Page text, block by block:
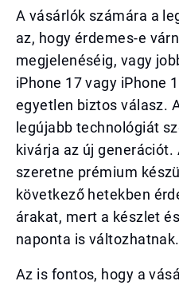
A vásárlók számára a
az, hogy érdemes-e
megjelenéséig, vagy
iPhone 17 vagy iPhone
egyetlen biztos válasz.
legújabb technológiát
kivárja az új generációt.
szeretne prémium
következő hetekben
árakat, mert a készlet
naponta is változhatnak.
Az is fontos, hogy a